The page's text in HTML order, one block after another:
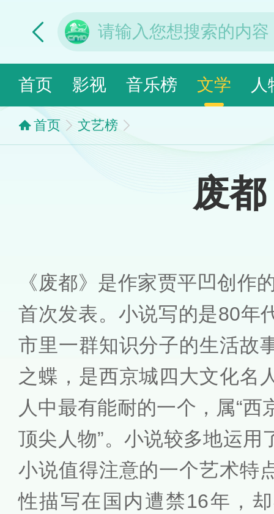
首页 影视 音乐榜 文学 人
首页 文艺榜
废都
《废都》是作家贾平凹创作
首次发表。小说写的是80年
市里一群知识分子的生活故
之蝶，是西京城四大文化名
人中最有能耐的一个，属“西
顶尖人物”。小说较多地运用
小说值得注意的一个艺术特
性描写在国内遭禁16年，